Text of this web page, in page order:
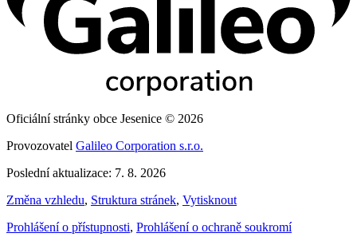
Oficiální stránky obce Jesenice © 2026
Provozovatel Galileo Corporation s.r.o.
Poslední aktualizace: 7. 8. 2026
Změna vzhledu, Struktura stránek, Vytisknout
Prohlášení o přístupnosti, Prohlášení o ochraně soukromí